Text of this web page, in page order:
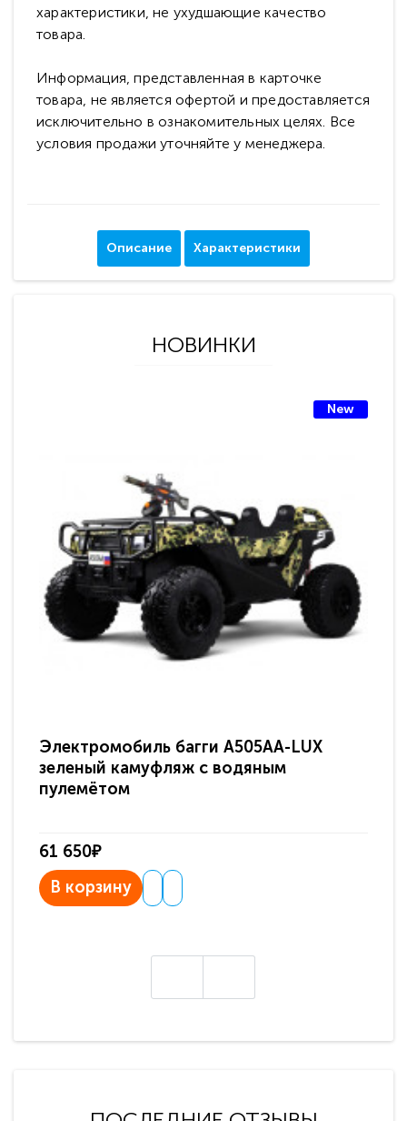
характеристики, не ухудшающие качество
товара.
Информация, представленная в карточке
товара, не является офертой и предоставляется
исключительно в ознакомительных целях. Все
условия продажи уточняйте у менеджера.
Описание Характеристики
НОВИНКИ
New
Электромобиль багги A505AA-LUX
зеленый камуфляж с водяным
пулемётом
61 650₽
В корзину